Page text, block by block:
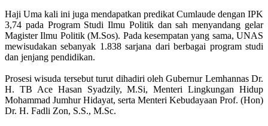
Haji Uma kali ini juga mendapatkan predikat Cumlaude dengan IPK
3,74 pada Program Studi Ilmu Politik dan sah menyandang gelar
Magister Ilmu Politik (M.Sos). Pada kesempatan yang sama, UNAS
mewisudakan sebanyak 1.838 sarjana dari berbagai program studi
dan jenjang pendidikan.
Prosesi wisuda tersebut turut dihadiri oleh Gubernur Lemhannas Dr.
H. TB Ace Hasan Syadzily, M.Si, Menteri Lingkungan Hidup
Mohammad Jumhur Hidayat, serta Menteri Kebudayaan Prof. (Hon)
Dr. H. Fadli Zon, S.S., M.Sc.